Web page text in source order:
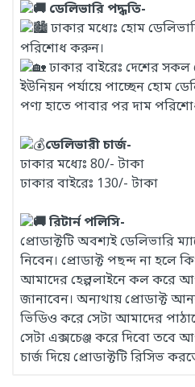
ডেলিভারি পদ্ধতি-
ঢাকার মধ্যেঃ হোম
পরিশোধ করুন।
ঢাকার বাইরেঃ দেশের
ইউনিয়ন পর্যায়ে পাচ্ছেন হোম
পণ্য হাতে পাবার পর দাম
ডেলিভারী চার্জ-
ঢাকার মধ্যেঃ 80/- টাকা
ঢাকার বাইরেঃ 130/- টাকা
রিটার্ন পলিসি-
প্রোডাক্টটি অবশ্যই ডেলিভারি
নিবেন। প্রোডাক্ট পছন্দ না হলে
আমাদের হেল্পলাইনে কল করে
জানাবেন। অন্যথায় প্রোডাক্ট
ভিডিও করে সেটা আমাদের
সেটা এক্সচেঞ্জ করে দিবো তবে
চার্জ দিয়ে প্রোডাক্টটি রিসিভ